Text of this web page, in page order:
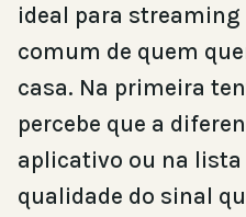
ideal para
comum de quem
casa. Na primeira
percebe que a
aplicativo ou na lista
qualidade do sinal